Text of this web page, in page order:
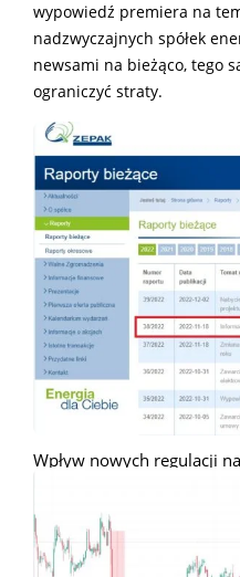
wypowiedź premiera na
nadzwyczajnych spółek
newsami na bieżąco, tego
ograniczyć straty.
Wpływ nowych regulacji